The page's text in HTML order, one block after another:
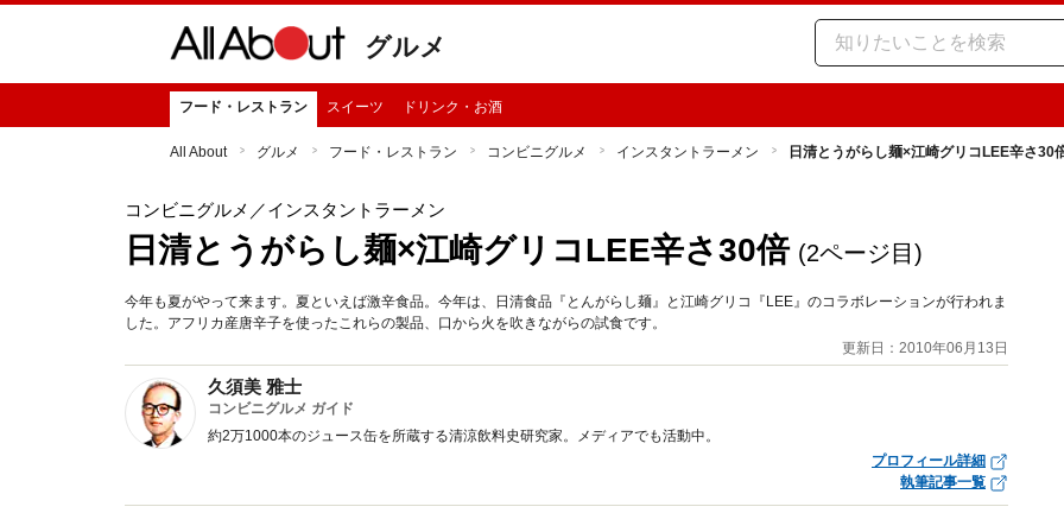
グルメ
フード・レストラン スイーツ ドリンク・お酒
All About グルメ フード・レストラン コンビニグルメ インスタントラーメン 日清とうがらし麺×江崎グリコLEE辛さ30
コンビニグルメ ／インスタントラーメン
日清とうがらし麺×江崎グリコLEE辛さ30倍 (2ページ目)
今年も夏がやって来ます。夏といえば激辛食品。今年は、日清食品『とんがらし麺』と江崎グリコ『LEE』のコラボレーションが行われま
した。アフリカ産唐辛子を使ったこれらの製品、口から火を吹きながらの試食です。
更新日：2010年06月13日
久須美 雅士
コンビニグルメ ガイド
約2万1000本のジュース缶を所蔵する清涼飲料史研究家。メディアでも活動中。
プロフィール詳細
執筆記事一覧